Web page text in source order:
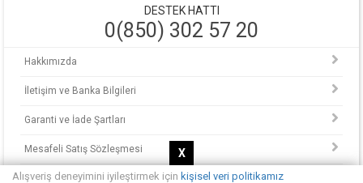
DESTEK HATTI
0(850) 302 57 20
Hakkımızda
İletişim ve Banka Bilgileri
Garanti ve İade Şartları
Mesafeli Satış Sözleşmesi
KVKK Politikası
Alışveriş deneyimini iyileştirmek için kişisel veri politikamız
X